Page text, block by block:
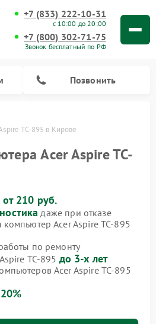
+7 (833) 222-10-31
с 10:00 до 20:00
+7 (800) 302-71-75
Звонок бесплатный по РФ
Позвонить
TC-895 в Кирове
Acer Aspire TC-
от 210 руб.
даже при отказе
Acer Aspire TC-895
по ремонту
TC-895 до 3-х лет
Acer Aspire TC-895
20%